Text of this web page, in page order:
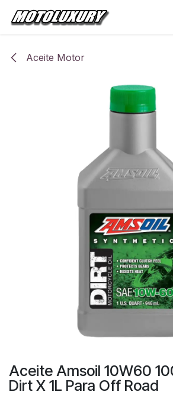
Ir al contenido
Aceite Motor
Aceite Amsoil 10W60
Dirt X 1L Para Off Road